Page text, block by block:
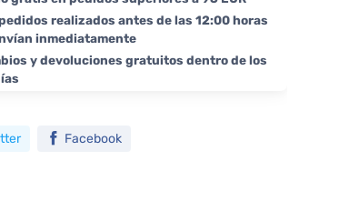
realizados antes de las 12:00 horas
inmediatamente
y devoluciones gratuitos dentro de los
Facebook